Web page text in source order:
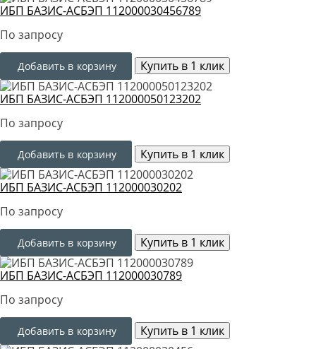
ИБП БАЗИС-АСБЭП 112000030456789
По запросу
Добавить в корзину Купить в 1 клик
ИБП БАЗИС-АСБЭП 112000050123202
По запросу
Добавить в корзину Купить в 1 клик
ИБП БАЗИС-АСБЭП 112000030202
По запросу
Добавить в корзину Купить в 1 клик
ИБП БАЗИС-АСБЭП 112000030789
По запросу
Добавить в корзину Купить в 1 клик